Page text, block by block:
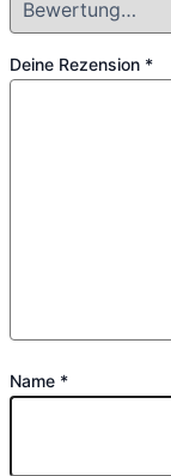
Deine Rezension *
Name *